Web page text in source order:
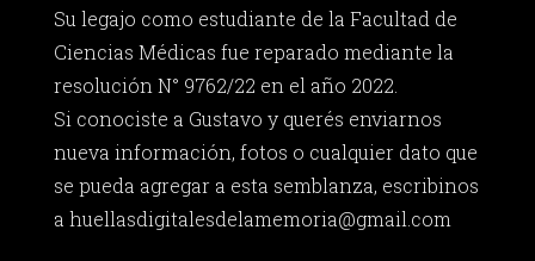
Su legajo como estudiante de la Facultad de
Ciencias Médicas fue reparado mediante la
resolución N° 9762/22 en el año 2022.
Si conociste a Gustavo y querés enviarnos
nueva información, fotos o cualquier dato que
se pueda agregar a esta semblanza, escribinos
a huellasdigitalesdelamemoria@gmail.com